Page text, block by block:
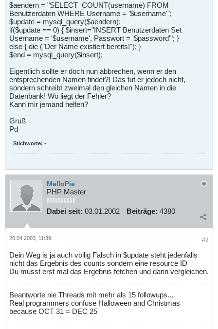
$aendern = "SELECT_COUNT(username) FROM
Benutzerdaten WHERE Username = '$username'";
$update = mysql_query($aendern);
if($update == 0) { $insert="INSERT Benutzerdaten Set
Username = '$username', Passwort = '$password'"; }
else { die ("Der Name existiert bereits!"); }
$end = mysql_query($insert);
Eigentlich sollte er doch nun abbrechen, wenn er den
entsprechenden Namen findet?! Das tut er jedoch nicht,
sondern schreibt zweimal den gleichen Namen in die
Datenbank! Wo liegt der Fehler?
Kann mir jemand helfen?
Gruß
Pd
Stichworte: -
MelloPie
PHP Master
Dabei seit: 03.01.2002 Beiträge: 4380
#2
20.04.2003, 11:39
Dein Weg is ja auch völlig Falsch in $update steht jedenfalls
nicht das Ergebnis des counts sondern eine resource ID
Du musst erst mal das Ergebnis fetchen und dann vergleichen.
Beantworte nie Threads mit mehr als 15 followups...
Real programmers confuse Halloween and Christmas
because OCT 31 = DEC 25